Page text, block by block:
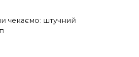
чекаємо: штучний